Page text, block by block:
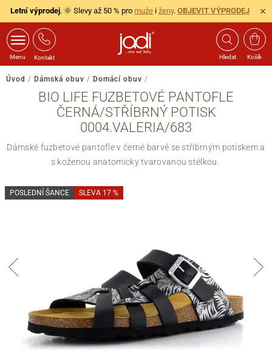
Letní výprodej. 🌞 Slevy až 50 % pro muže i ženy. OBJEVIT VÝPRODEJ
Menu Kontakt Hledat Košík
Úvod / Dámská obuv / Domácí obuv /
BIO LIFE FUZBETOVÉ PANTOFLE
ČERNÁ/STŘÍBRNÝ POTISK
0004.VALERIA/683
Dámské fuzbetové pantofle v černé barvě se stříbrným potiskem a
s koženou anatomicky tvarovanou stélkou.
POSLEDNÍ ŠANCE SLEVA 17 %